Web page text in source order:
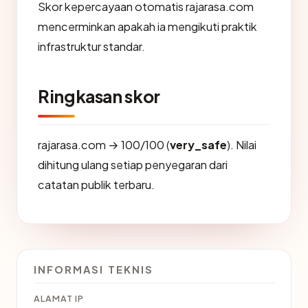
Skor kepercayaan otomatis rajarasa.com
mencerminkan apakah ia mengikuti praktik
infrastruktur standar.
Ringkasan skor
rajarasa.com → 100/100 (very_safe). Nilai
dihitung ulang setiap penyegaran dari
catatan publik terbaru.
INFORMASI TEKNIS
ALAMAT IP